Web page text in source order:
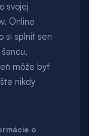
svojej
Online
si splniť sen
môže byť
nikdy
o